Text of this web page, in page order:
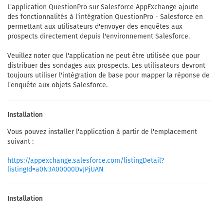
L'application QuestionPro sur Salesforce AppExchange ajoute
des fonctionnalités à l'intégration QuestionPro - Salesforce en
permettant aux utilisateurs d'envoyer des enquêtes aux
prospects directement depuis l'environnement Salesforce.
Veuillez noter que l'application ne peut être utilisée que pour
distribuer des sondages aux prospects. Les utilisateurs devront
toujours utiliser l'intégration de base pour mapper la réponse de
l'enquête aux objets Salesforce.
Installation
Vous pouvez installer l'application à partir de l'emplacement
suivant :
https://appexchange.salesforce.com/listingDetail?
listingId=a0N3A00000DvJPjUAN
Installation